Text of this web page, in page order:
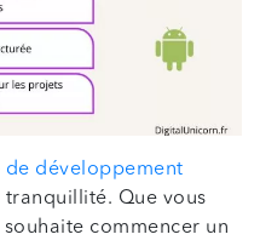
de développement
tranquillité. Que vous
commencer un